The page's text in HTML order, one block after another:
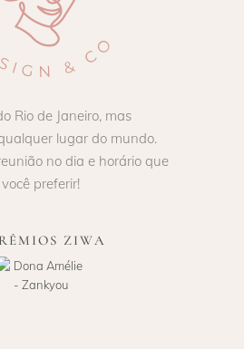
Rio de Janeiro, mas
lugar do mundo.
no dia e horário que
você preferir!
ZIWA